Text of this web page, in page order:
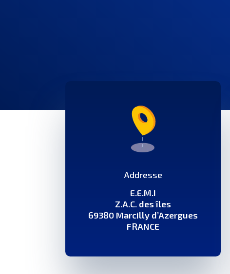
Addresse
E.E.M.I
Z.A.C. des îles
69380 Marcilly d’Azergues
FRANCE